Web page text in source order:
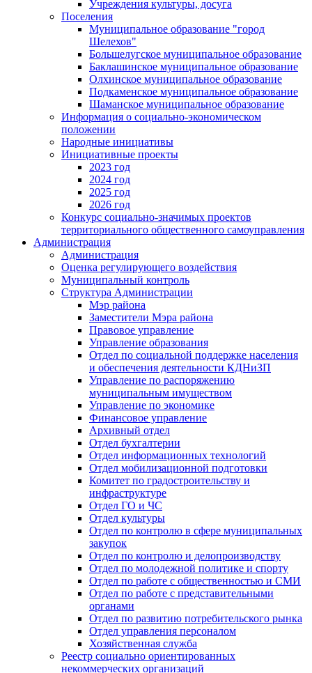
Учреждения культуры, досуга
Поселения
Муниципальное образование "город
Шелехов"
Большелугское муниципальное образование
Баклашинское муниципальное образование
Олхинское муниципальное образование
Подкаменское муниципальное образование
Шаманское муниципальное образование
Информация о социально-экономическом
положении
Народные инициативы
Инициативные проекты
2023 год
2024 год
2025 год
2026 год
Конкурс социально-значимых проектов
территориального общественного самоуправления
Администрация
Администрация
Оценка регулирующего воздействия
Муниципальный контроль
Структура Администрации
Мэр района
Заместители Мэра района
Правовое управление
Управление образования
Отдел по социальной поддержке населения
и обеспечения деятельности КДНиЗП
Управление по распоряжению
муниципальным имуществом
Управление по экономике
Финансовое управление
Архивный отдел
Отдел бухгалтерии
Отдел информационных технологий
Отдел мобилизационной подготовки
Комитет по градостроительству и
инфраструктуре
Отдел ГО и ЧС
Отдел культуры
Отдел по контролю в сфере муниципальных
закупок
Отдел по контролю и делопроизводству
Отдел по молодежной политике и спорту
Отдел по работе с общественностью и СМИ
Отдел по работе с представительными
органами
Отдел по развитию потребительского рынка
Отдел управления персоналом
Хозяйственная служба
Реестр социально ориентированных
некоммерческих организаций